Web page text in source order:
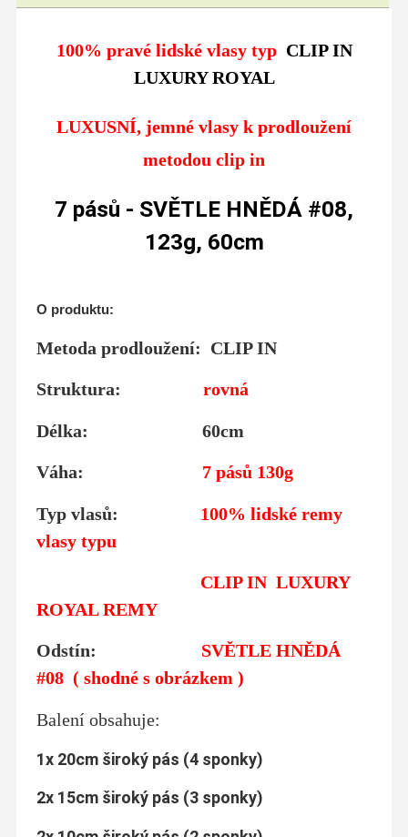
100% pravé lidské vlasy typ CLIP IN
LUXURY ROYAL
LUXUSNÍ, jemné vlasy k prodloužení
metodou clip in
7 pásů - SVĚTLE HNĚDÁ #08,
123g, 60cm
O produktu:
Metoda prodloužení: CLIP IN
Struktura: rovná
Délka: 60cm
Váha: 7 pásů 130g
Typ vlasů:
100% lidské remy
vlasy typu
CLIP IN LUXURY
ROYAL REMY
Odstín:
SVĚTLE HNĚDÁ
#08 ( shodné s obrázkem )
Balení obsahuje:
1x 20cm široký pás (4 sponky)
2x 15cm široký pás (3 sponky)